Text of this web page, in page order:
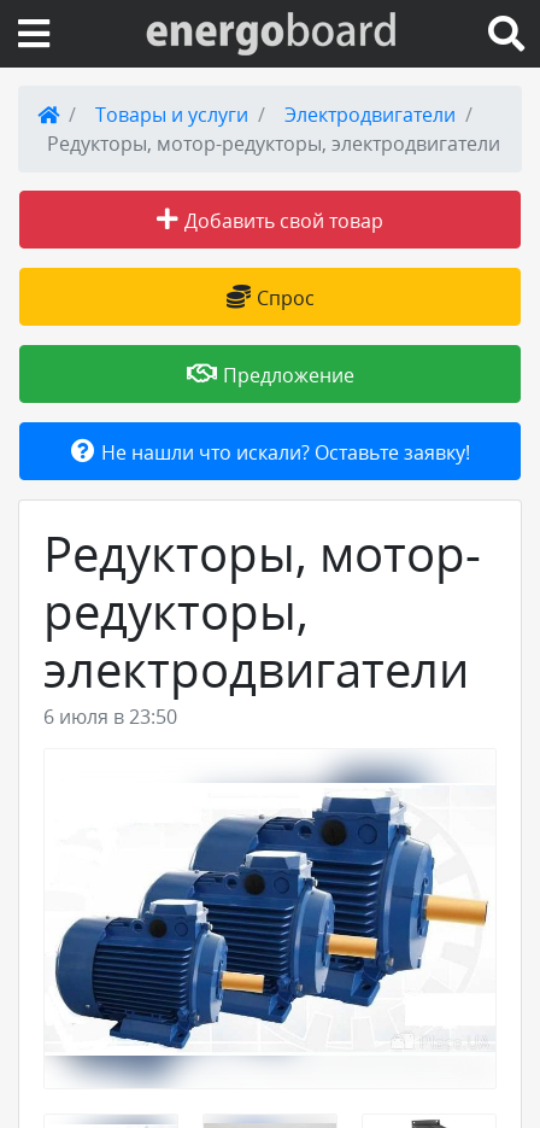
Вход на сайт
Публикации
Товары и услуги
Добавить товар или услугу
Товары и услуги
Электродвигатели
Редукторы, мотор-редукторы, электродвигатели
Добавить свой товар
Спрос
Предложение
Не нашли что искали? Оставьте заявку!
Редукторы, мотор-
редукторы,
электродвигатели
6 июля в 23:50